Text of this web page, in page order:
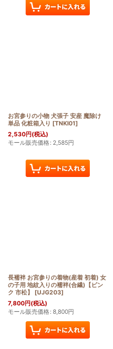
お宮参りの小物 犬張子 安産 魔除け
単品 化粧箱入り [TNKI01]
2,530円(税込)
モール販売価格: 2,585円
長襦袢 お宮参りの着物(産着 初着) 女
の子用 地紋入りの襦袢(合繊)【ピン
ク 市松】
[UJG203]
7,800円(税込)
モール販売価格: 8,800円